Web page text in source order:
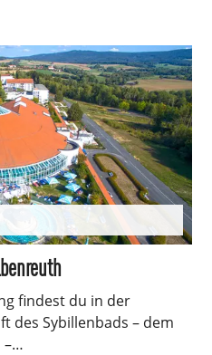
findest du in der
des Sybillenbads – dem
–…